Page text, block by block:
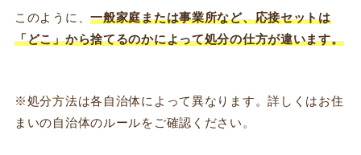
このように、一般家庭または事業所など、応接セットは
「どこ」から捨てるのかによって処分の仕方が違います。
※処分方法は各自治体によって異なります。詳しくはお住
まいの自治体のルールをご確認ください。